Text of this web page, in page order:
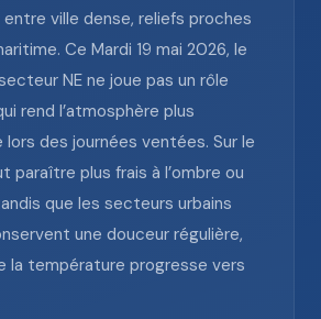
entre ville dense, reliefs proches
Ce Mardi 19 mai 2026, le
NE ne joue pas un rôle
rend l’atmosphère plus
lors des journées ventées. Sur le
paraître plus frais à l’ombre ou
que les secteurs urbains
une douceur régulière,
la température progresse vers